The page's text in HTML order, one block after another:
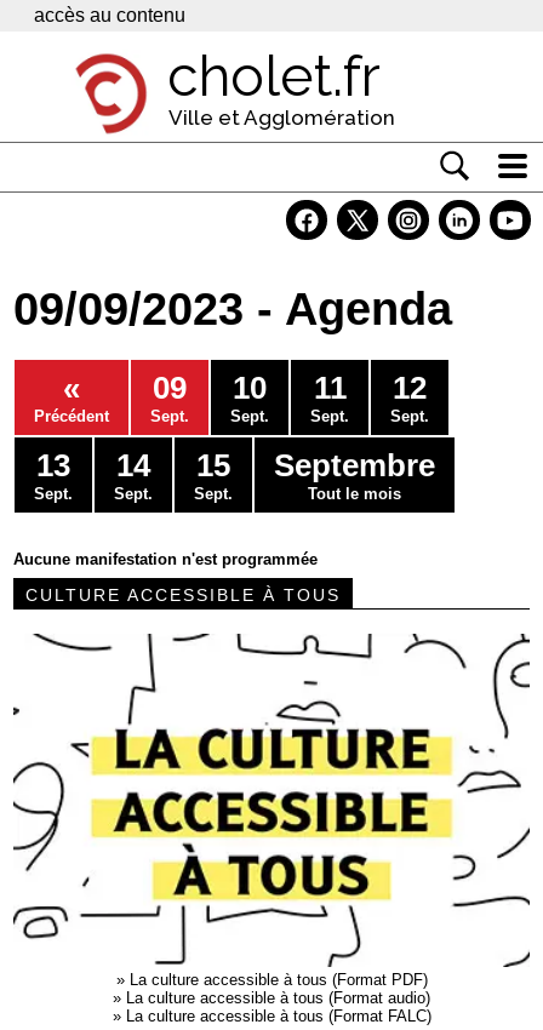
Panneau de gestion des cookies
accès au contenu
cholet.fr
Ville et Agglomération
Economie
Services
Contacts
09/09/2023 - Agenda
«
Précédent
09
Sept.
10
Sept.
11
Sept.
12
Sept.
13
Sept.
14
Sept.
15
Sept.
Septembre
Tout le mois
Aucune manifestation n'est programmée
CULTURE ACCESSIBLE À TOUS
»
La culture accessible à tous (Format PDF)
»
La culture accessible à tous (Format audio)
»
La culture accessible à tous (Format FALC)